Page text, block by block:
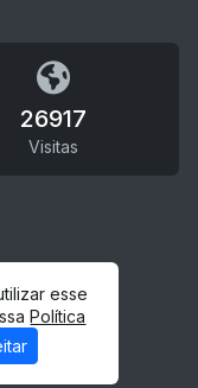
26917
Visitas
esse
Política